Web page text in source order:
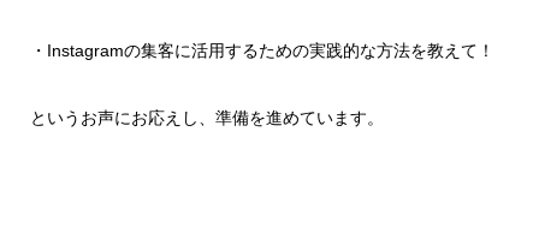
・Instagramの集客に活用するための実践的な方法を教えて！
というお声にお応えし、準備を進めています。